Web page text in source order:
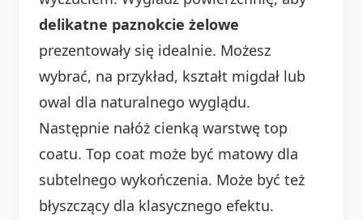
delikatne paznokcie żelowe
prezentowały się idealnie. Możesz
wybrać, na przykład, kształt migdał lub
owal dla naturalnego wyglądu.
Następnie nałóż cienką warstwę top
coatu. Top coat może być matowy dla
subtelnego wykończenia. Może być też
błyszczący dla klasycznego efektu.